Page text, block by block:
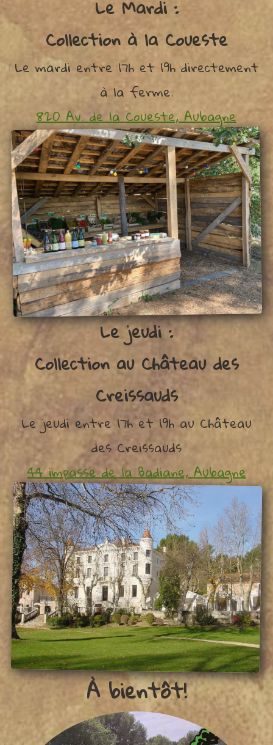
Le Mardi :
Collection à la Coueste
Le mardi entre 17h et 19h directement
à la ferme.
820 Av. de la Coueste, Aubagne
Le jeudi :
Collection au Château des
Creissauds
Le jeudi entre 17h et 19h au Château
des Creissauds
44 impasse de la Badiane, Aubagne
À bientôt!